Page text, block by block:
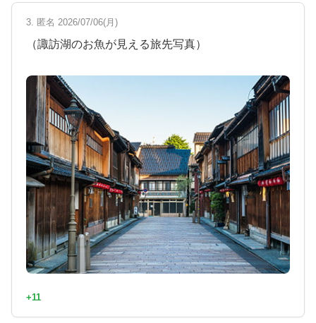
3. 匿名 2026/07/06(月)
（諏訪湖のお魚が見える旅先写真）
+11